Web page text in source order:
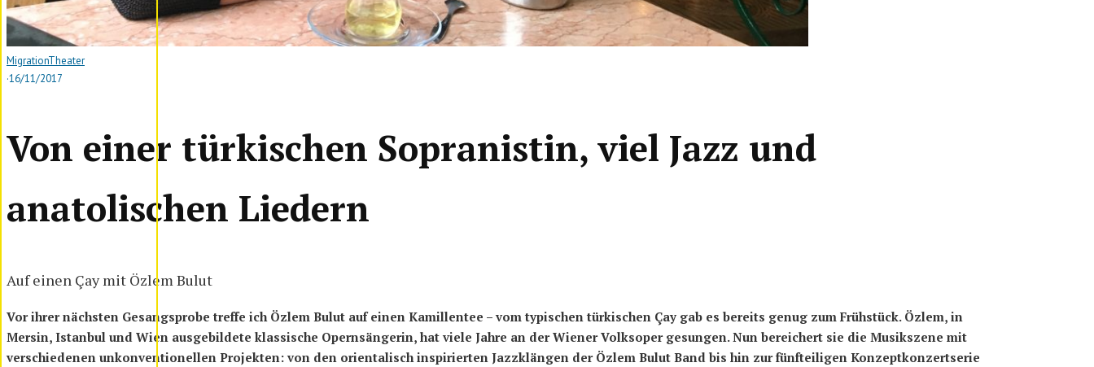
MigrationTheater
·16/11/2017
Von einer türkischen Sopranistin, viel Jazz und
anatolischen Liedern
Auf einen Çay mit Özlem Bulut
Vor ihrer nächsten Gesangsprobe treffe ich Özlem Bulut auf einen Kamillentee – vom typischen türkischen Çay gab es bereits genug zum Frühstück. Özlem, in
Mersin, Istanbul und Wien ausgebildete klassische Opernsängerin, hat viele Jahre an der Wiener Volksoper gesungen. Nun bereichert sie die Musikszene mit
verschiedenen unkonventionellen Projekten: von den orientalisch inspirierten Jazzklängen der Özlem Bulut Band bis hin zur fünfteiligen Konzeptkonzertserie